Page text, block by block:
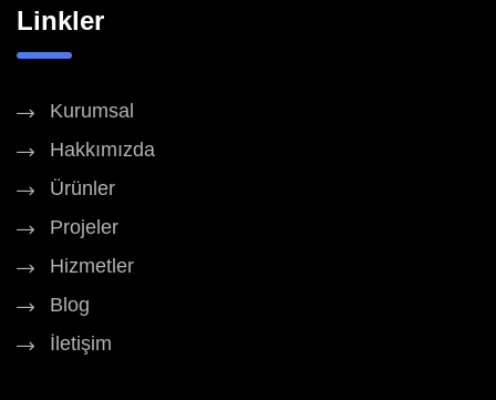
Linkler
Kurumsal
Hakkımızda
Ürünler
Projeler
Hizmetler
Blog
İletişim